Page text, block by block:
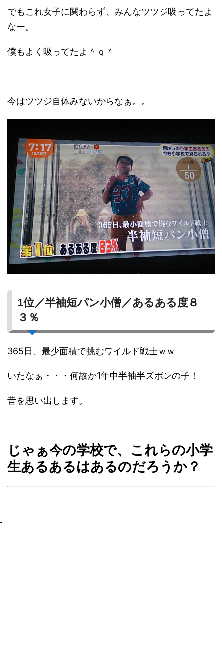
でもこれ女子に関わらず、みんなツツジ吸ってたよ
なー。
僕もよく吸ってたよ＾ｑ＾
今はツツジ自体みないからなぁ。。
1位／半袖短パン小僧／あるある度８
３％
365日、最少面積で挑むワイルド戦士ｗｗ
いたなぁ・・・何故か1年中半袖半ズボンの子！
昔を思い出します。
じゃぁ今の学校で、これらの小学
生あるあるはあるのだろうか？